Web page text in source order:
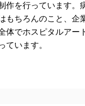
作を行っています。
もちろんのこと、企
体でホスピタルアー
ています。